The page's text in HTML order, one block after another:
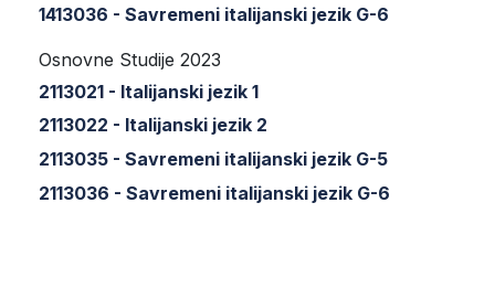
1413036 - Savremeni italijanski jezik G-6
Osnovne Studije 2023
2113021 - Italijanski jezik 1
2113022 - Italijanski jezik 2
2113035 - Savremeni italijanski jezik G-5
2113036 - Savremeni italijanski jezik G-6